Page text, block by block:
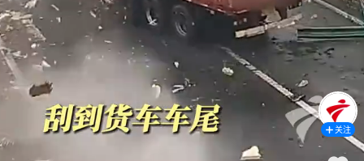
关注